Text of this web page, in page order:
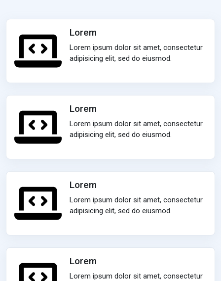
Lorem
Lorem ipsum dolor sit amet, consectetur
adipisicing elit, sed do eiusmod.
Lorem
Lorem ipsum dolor sit amet, consectetur
adipisicing elit, sed do eiusmod.
Lorem
Lorem ipsum dolor sit amet, consectetur
adipisicing elit, sed do eiusmod.
Lorem
Lorem ipsum dolor sit amet, consectetur